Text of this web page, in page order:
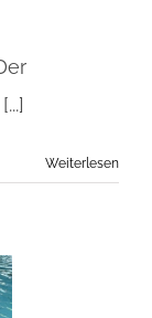
Weiterlesen